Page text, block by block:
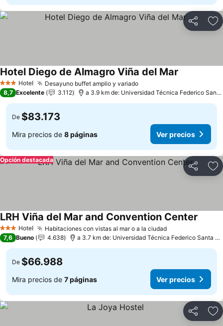
Compartir
3 Estrellas
Hotel Desayuno buffet amplio y variado
Hotel Diego de Almagro Viña del Mar
8,7 Excelente 3.112 a 3.9 km de: Universidad Técnica Federico Santa María
De $83.173
Mira precios de 8 páginas Ver precios
Compartir
Opción destacada
3 Estrellas
Hotel Habitaciones con vistas al mar o a la ciudad
LRH Viña del Mar and Convention Center
7,6 Bueno 4.638 a 3.7 km de: Universidad Técnica Federico Santa María
De $66.988
Mira precios de 7 páginas Ver precios
Compartir